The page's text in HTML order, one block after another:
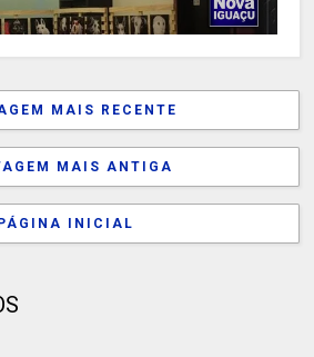
MAIS RECENTE
MAIS ANTIGA
PÁGINA INICIAL